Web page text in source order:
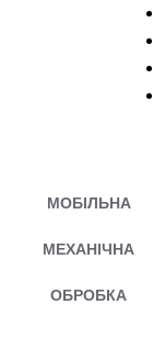
МОБІЛЬНА
МЕХАНІЧНА
ОБРОБКА